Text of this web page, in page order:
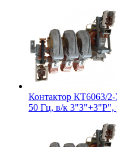
Контактор КТ6063/
50 Гц, в/к 3"З"+3"Р",